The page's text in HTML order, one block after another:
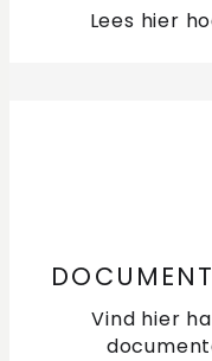
Lees hier
Vind hier